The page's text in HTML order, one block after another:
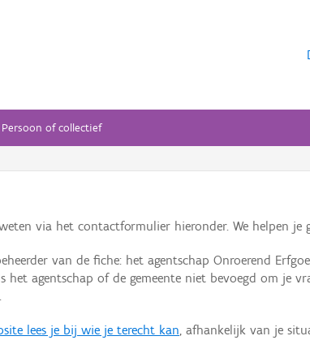
Persoon of collectief
via het contactformulier hieronder. We helpen je
van de fiche: het agentschap Onroerend
agentschap of de gemeente niet bevoegd om je
lees je bij wie je terecht kan, afhankelijk van je